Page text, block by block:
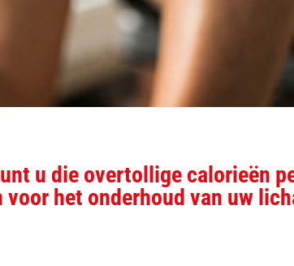
u die overtollige calorieën
het onderhoud van uw